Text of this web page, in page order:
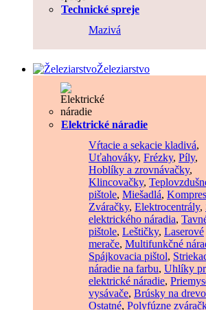
Technické spreje
Mazivá
Železiarstvo
Elektrické náradie
Vŕtacie a sekacie kladivá,
Uťahováky, Frézky, Píly,
Hoblíky a zrovnávačky,
Klincovačky,
pištole, Miešadlá,
Zváračky, Elektrocentrály,
elektrického náradia,
pištole, Leštičky, Laserové
merače, Multifunkčné
Spájkovacia pištol,
náradie na farbu, Uhlíky
elektrické náradie,
vysávače, Brúsky na drevo
Ostatné, Polyfúzne